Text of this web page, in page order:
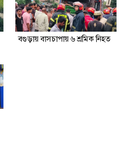
বগুড়ায় বাসচাপায় ৬ শ্রমিক নিহত